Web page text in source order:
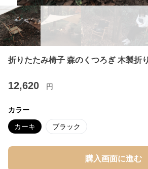
折りたたみ椅子 森のくつろぎ 木製折
12,620 円
カラー
カーキ ブラック
購入画面に進む